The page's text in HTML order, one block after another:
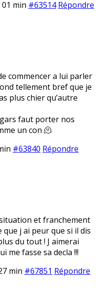
min #63514 Répondre
commencer a lui parler
tellement bref que je
plus chier qu’autre
faut porter nos
un con 🫠
#63840 Répondre
et franchement
j ai peur que si il dis
du tout ! J aimerai
me fasse sa decla !!!
min #67851 Répondre